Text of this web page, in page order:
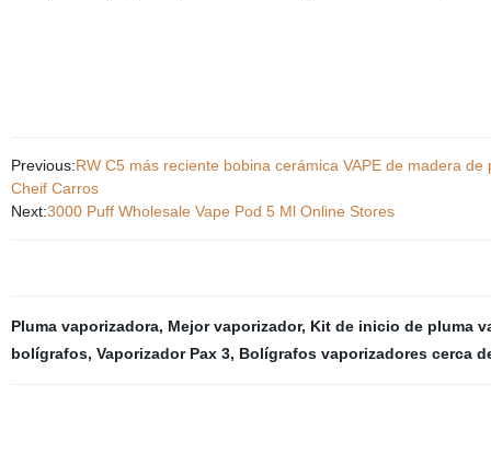
Previous:RW C5 más reciente bobina cerámica VAPE de madera
Cheif Carros
Next:3000 Puff Wholesale Vape Pod 5 Ml Online Stores
Pluma vaporizadora, Mejor vaporizador, Kit de inicio de pluma
bolígrafos, Vaporizador Pax 3, Bolígrafos vaporizadores cerca